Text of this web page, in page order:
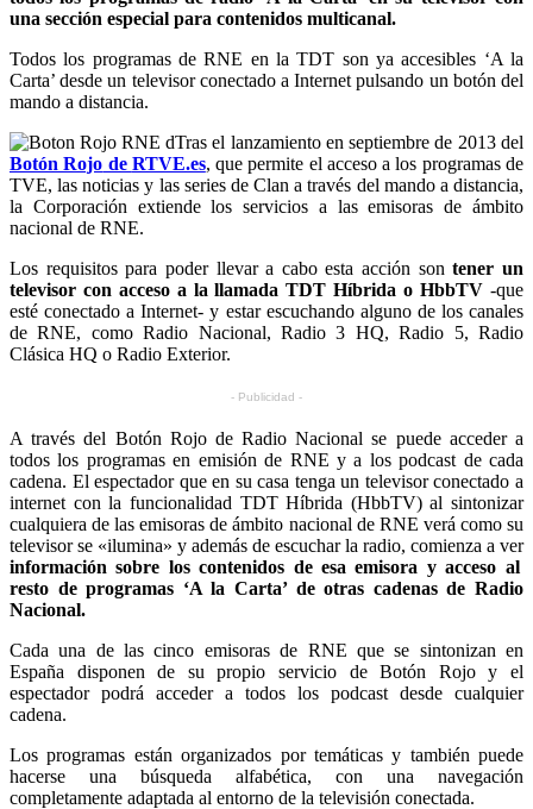
una sección especial para contenidos multicanal.
Todos los programas deRNE en la TDT son ya accesibles ‘A la
Carta’ desde un televisor conectado a Internet pulsando un botón del
mando a distancia.
Tras el lanzamiento en septiembre de 2013 del
Botón Rojo de RTVE.es, que permite el acceso a los programas de
TVE, las noticias y las series deClan a través del mando a distancia,
la Corporación extiende los servicios a las emisoras de ámbito
nacional de RNE.
Los requisitos para poder llevar a cabo esta acción sontener un
televisor con acceso a la llamadaTDT Híbridao HbbTV -que
esté conectado a Internet- y estar escuchando alguno de los canales
deRNE, comoRadio Nacional,Radio 3 HQ,Radio 5,Radio
Clásica HQ o Radio Exterior.
- Publicidad -
A través del Botón Rojo de Radio Nacional se puede acceder a
todos los programas en emisión de RNE y a los podcast de cada
cadena. El espectador que en su casa tenga un televisor conectado a
internet con la funcionalidad TDT Híbrida (HbbTV) al sintonizar
cualquiera de las emisoras de ámbito nacional de RNE verá como su
televisor se «ilumina» y además de escuchar la radio, comienza a ver
información sobre los contenidos de esa emisora y acceso al
resto de programas ‘A la Carta’ de otras cadenas de Radio
Nacional.
Cada una de las cinco emisoras de RNE que se sintonizan en
España disponen de su propio servicio de Botón Rojo y el
espectador podrá acceder a todos los podcast desde cualquier
cadena.
Los programas están organizados por temáticas y también puede
hacerse una búsqueda alfabética, con una navegación
completamente adaptada al entorno de la televisión conectada.